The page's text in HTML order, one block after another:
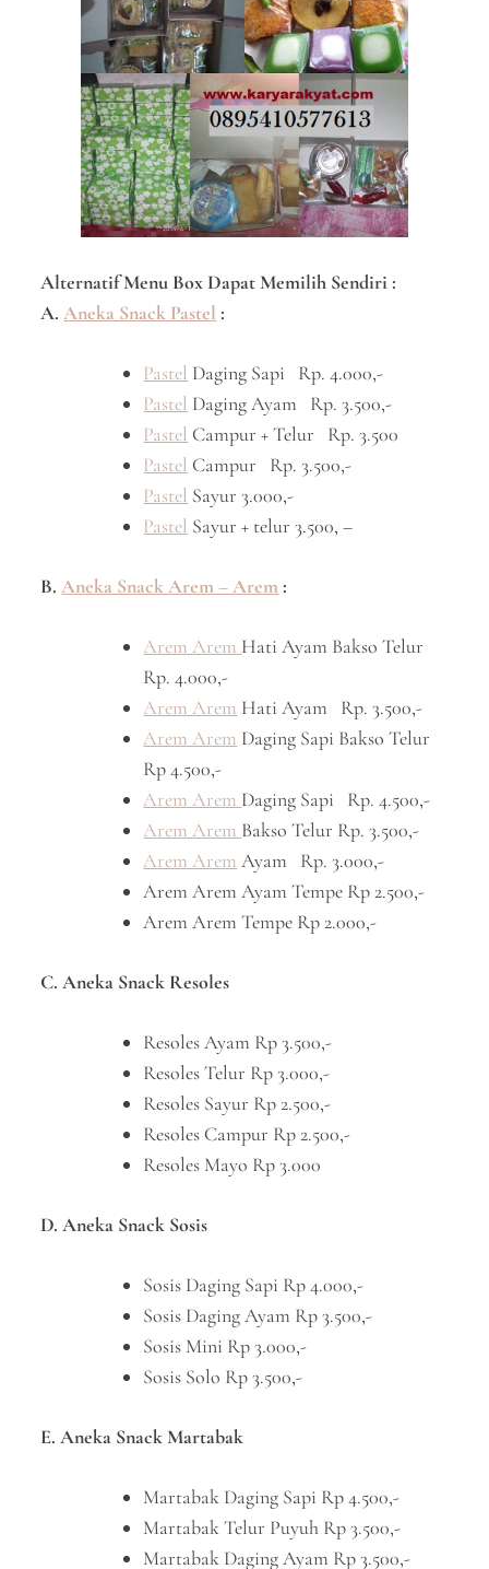
Alternatif Menu Box Dapat Memilih Sendiri :
A.Aneka Snack Pastel :
Pastel Daging Sapi Rp. 4.000,-
Pastel Daging Ayam Rp. 3.500,-
Pastel Campur + Telur Rp. 3.500
Pastel Campur Rp. 3.500,-
Pastel Sayur 3.000,-
Pastel Sayur + telur 3.500, –
B.Aneka Snack Arem – Arem :
Arem Arem Hati Ayam Bakso Telur
Rp. 4.000,-
Arem Arem Hati Ayam Rp. 3.500,-
Arem Arem Daging Sapi Bakso Telur
Rp 4.500,-
Arem Arem Daging Sapi Rp. 4.500,-
Arem Arem Bakso Telur Rp. 3.500,-
Arem Arem Ayam Rp. 3.000,-
Arem Arem Ayam Tempe Rp 2.500,-
Arem Arem Tempe Rp 2.000,-
C. Aneka Snack Resoles
Resoles Ayam Rp 3.500,-
Resoles Telur Rp 3.000,-
Resoles Sayur Rp 2.500,-
Resoles Campur Rp 2.500,-
Resoles Mayo Rp 3.000
D. Aneka Snack Sosis
Sosis Daging Sapi Rp 4.000,-
Sosis Daging Ayam Rp 3.500,-
Sosis Mini Rp 3.000,-
Sosis Solo Rp 3.500,-
E. Aneka Snack Martabak
Martabak Daging Sapi Rp 4.500,-
Martabak Telur Puyuh Rp 3.500,-
Martabak Daging Ayam Rp 3.500,-